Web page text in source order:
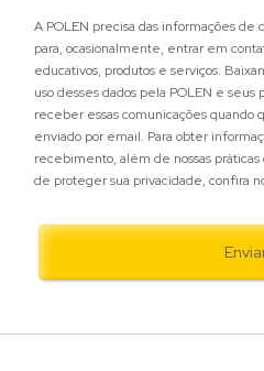
A POLEN precisa das informações
para, ocasionalmente, entrar em
educativos, produtos e serviços.
uso desses dados pela POLEN e
receber essas comunicações quando
enviado por email. Para obter
recebimento, além de nossas
de proteger sua privacidade, confira